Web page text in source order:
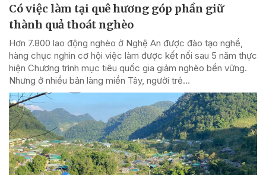
Có việc làm tại quê hương góp phần giữ
thành quả thoát nghèo
Hơn 7.800 lao động nghèo ở Nghệ An được đào tạo nghề,
hàng chục nghìn cơ hội việc làm được kết nối sau 5 năm thực
hiện Chương trình mục tiêu quốc gia giảm nghèo bền vững.
Nhưng ở nhiều bản làng miền Tây, người trẻ...